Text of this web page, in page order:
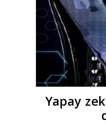
Yapay